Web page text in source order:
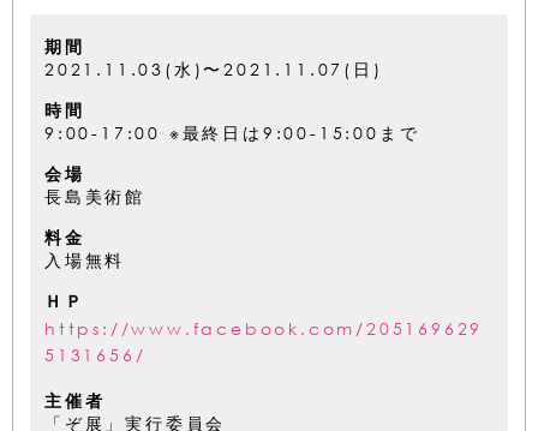
期間
2021.11.03(水)〜2021.11.07(日)
時間
9:00-17:00 ※最終日は9:00-15:00まで
会場
長島美術館
料金
入場無料
ＨＰ
https://www.facebook.com/205169629
5131656/
主催者
「ぞ展」実行委員会